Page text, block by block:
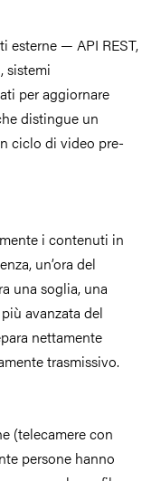
esterne — API REST,
sistemi
per aggiornare
distingue un
ciclo di video pre-
i contenuti in
un’ora del
una soglia, una
avanzata del
nettamente
trasmissivo.
(telecamere con
persone hanno